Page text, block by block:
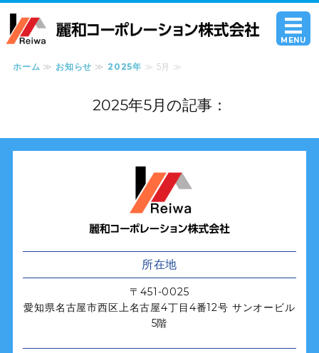
沈下
MENU
ホーム
施工・調査事例一覧
ホーム ≫ お知らせ ≫ 2025年 ≫ 5月 ≫
2025年5月の記事：
所在地
〒451-0025
愛知県名古屋市西区上名古屋4丁目4番12号 サンオービル
5階